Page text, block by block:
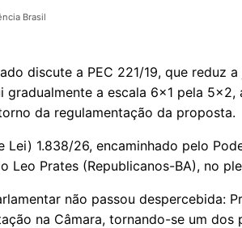
Brasil
discute a PEC 221/19, que reduz
gradualmente a escala 6x1 pela 5x2,
da regulamentação da proposta.
Lei) 1.838/26, encaminhado pelo
Leo Prates (Republicanos-BA), no
não passou despercebida:
na Câmara, tornando-se um